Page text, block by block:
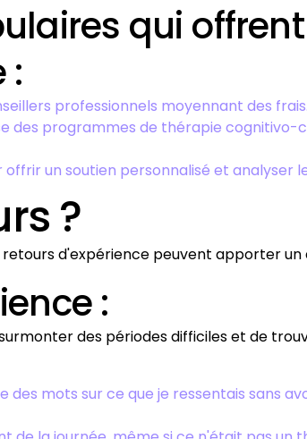
qui
:
professionnels moyennant des frais.
des programmes de thérapie
un soutien personnalisé et analyser
?
d'expérience peuvent apporter un
:
des périodes difficiles et de
mots sur ce que je ressentais sans